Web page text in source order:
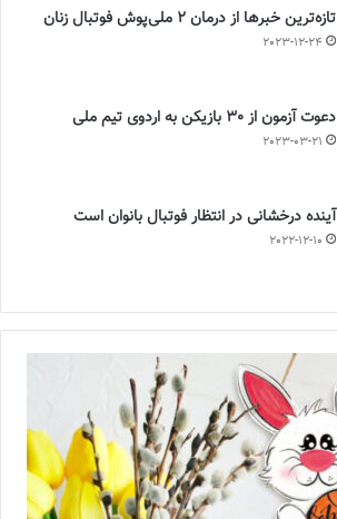
تازه‌ترین خبرها از درمان ۲ ملی‌پوش فوتبال زنان
2023-12-24
دعوت آزمون از 30 بازیکن به اردوی تیم ملی
2023-03-21
آینده درخشانی در انتظار فوتبال بانوان است
2022-12-10